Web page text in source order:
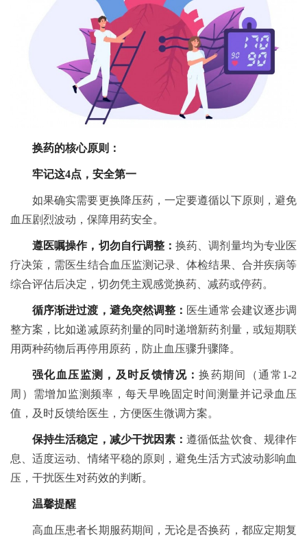
换药的核心原则：
牢记这4点，安全第一
如果确实需要更换降压药，一定要遵循以下原则，避免
血压剧烈波动，保障用药安全。
遵医嘱操作，切勿自行调整：换药、调剂量均为专业医
疗决策，需医生结合血压监测记录、体检结果、合并疾病等
综合评估后决定，切勿凭主观感觉换药、减药或停药。
循序渐进过渡，避免突然调整： 医生通常会建议逐步调
整方案，比如递减原药剂量的同时递增新药剂量，或短期联
用两种药物后再停用原药，防止血压骤升骤降。
强化血压监测，及时反馈情况：换药期间（通常1-2
周）需增加监测频率，每天早晚固定时间测量并记录血压
值，及时反馈给医生，方便医生微调方案。
保持生活稳定，减少干扰因素：遵循低盐饮食、规律作
息、适度运动、情绪平稳的原则，避免生活方式波动影响血
压，干扰医生对药效的判断。
温馨提醒
高血压患者长期服药期间，无论是否换药，都应定期复